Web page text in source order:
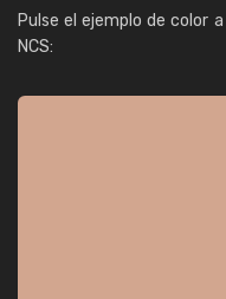
Pulse el ejemplo de color
NCS: